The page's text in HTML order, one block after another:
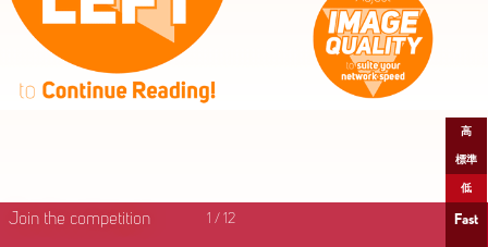
Join the competition 1 / 12 Fast
高
標準
低